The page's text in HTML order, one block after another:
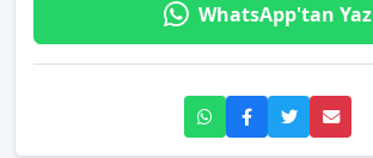
WhatsApp'tan Yaz